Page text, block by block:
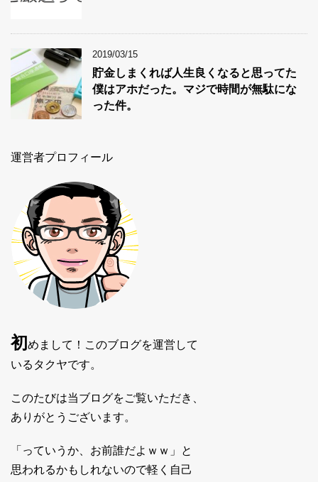
2019/03/15
貯金しまくれば人生良くなると思ってた
僕はアホだった。マジで時間が無駄にな
った件。
運営者プロフィール
初めまして！このブログを運営して
いるタクヤです。
このたびは当ブログをご覧いただき、
ありがとうございます。
「っていうか、お前誰だよｗｗ」と
思われるかもしれないので軽く自己